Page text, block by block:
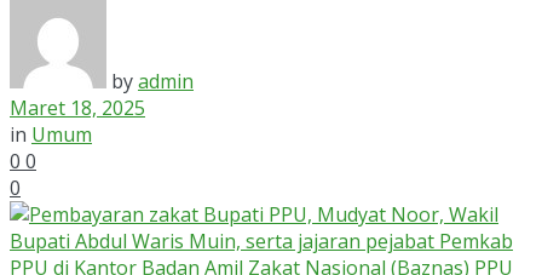
byadmin
Maret 18, 2025
in Umum
0 0
0